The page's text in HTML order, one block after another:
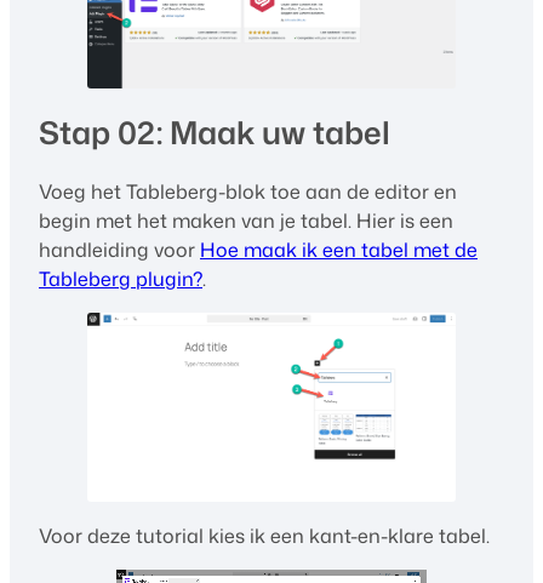
Stap 02: Maak uw tabel
Voeg het Tableberg-blok toe aan de editor en
begin met het maken van je tabel. Hier is een
handleiding voor Hoe maak ik een tabel met de
Tableberg plugin?.
Voor deze tutorial kies ik een kant-en-klare tabel.